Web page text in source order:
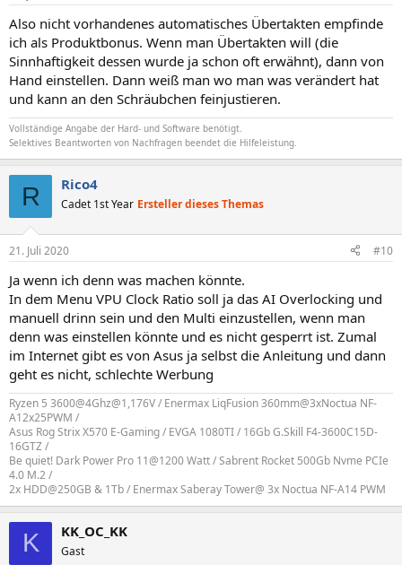
Also nicht vorhandenes automatisches Übertakten empfinde
ich als Produktbonus. Wenn man Übertakten will (die
Sinnhaftigkeit dessen wurde ja schon oft erwähnt), dann von
Hand einstellen. Dann weiß man wo man was verändert hat
und kann an den Schräubchen feinjustieren.
Vollständige Angabe der Hard- und Software benötigt.
Selektives Beantworten von Nachfragen beendet die Hilfeleistung.
R Rico4
Cadet 1st Year Ersteller dieses Themas
21. Juli 2020 #10
Ja wenn ich denn was machen könnte.
In dem Menu VPU Clock Ratio soll ja das AI Overlocking und
manuell drinn sein und den Multi einzustellen, wenn man
denn was einstellen könnte und es nicht gesperrt ist. Zumal
im Internet gibt es von Asus ja selbst die Anleitung und dann
geht es nicht, schlechte Werbung
Ryzen 5 3600@4Ghz@1,176V / Enermax LiqFusion 360mm@3xNoctua NF-
A12x25PWM /
Asus Rog Strix X570 E-Gaming / EVGA 1080TI / 16Gb G.Skill F4-3600C15D-
16GTZ /
Be quiet! Dark Power Pro 11@1200 Watt / Sabrent Rocket 500Gb Nvme PCIe
4.0 M.2 /
2x HDD@250GB & 1Tb / Enermax Saberay Tower@ 3x Noctua NF-A14 PWM
K KK_OC_KK
Gast